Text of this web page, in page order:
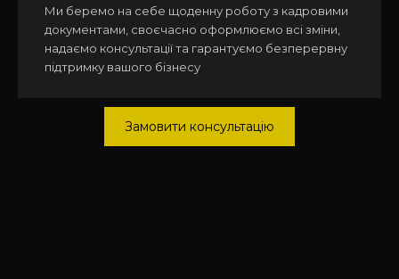
Ми беремо на себе щоденну роботу з кадровими
документами, своєчасно оформлюємо всі зміни,
надаємо консультації та гарантуємо безперервну
підтримку вашого бізнесу
Замовити консультацію